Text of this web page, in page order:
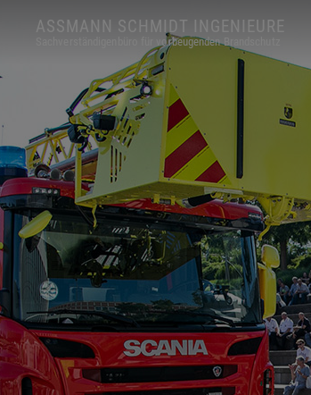
ASSMANN SCHMIDT INGENIEURE
Sachverständigenbüro für vorbeugenden Brandschutz